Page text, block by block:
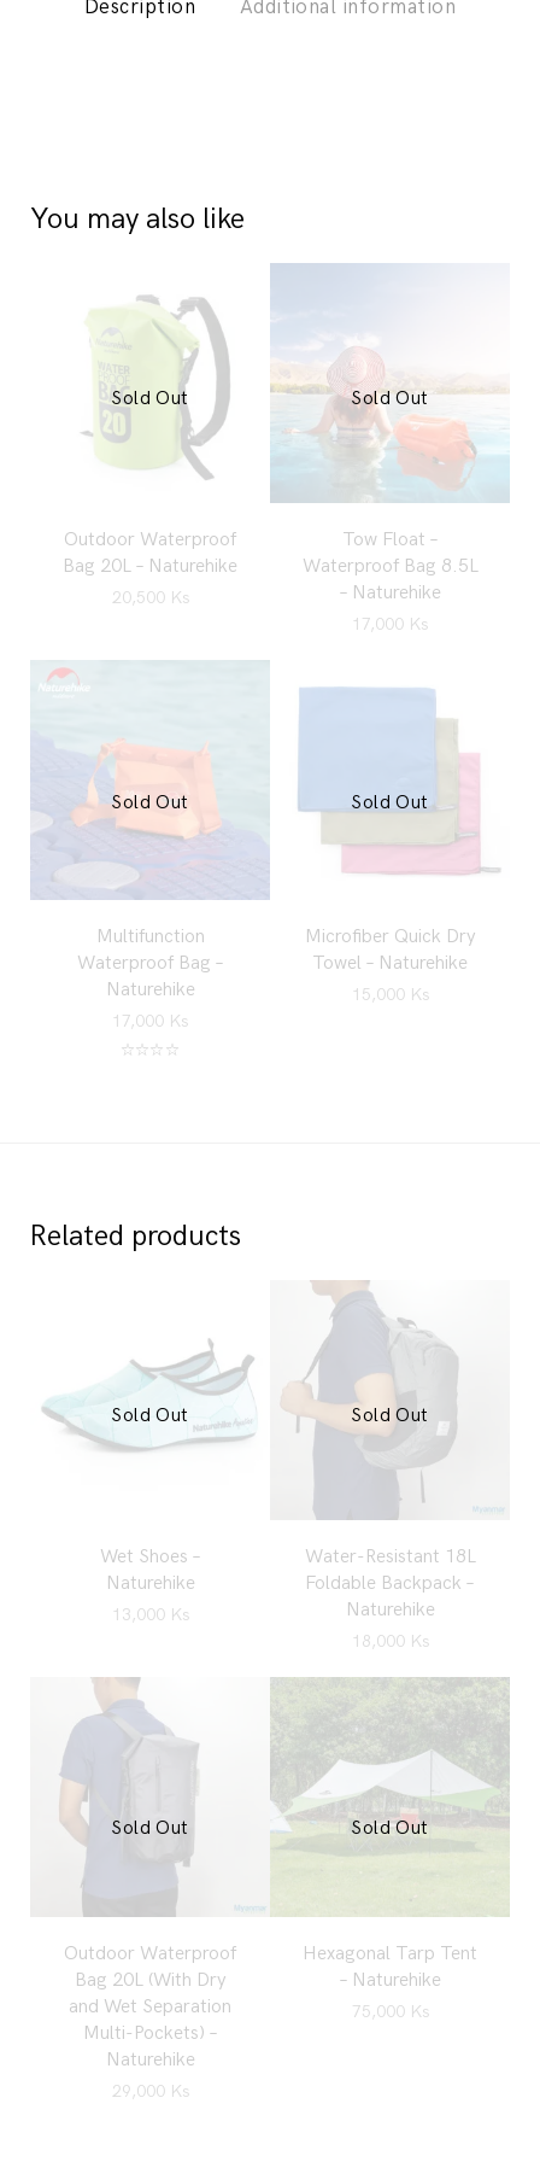
Description Additional information
You may also like
Outdoor Waterproof
Bag 20L – Naturehike
20,500 Ks
Sold Out
Tow Float –
Waterproof Bag 8.5L
– Naturehike
17,000 Ks
Sold Out
Multifunction
Waterproof Bag –
Naturehike
17,000 Ks
Sold Out
Microfiber Quick Dry
Towel – Naturehike
15,000 Ks
Sold Out
Related products
Wet Shoes –
Naturehike
13,000 Ks
Sold Out
Water-Resistant 18L
Foldable Backpack –
Naturehike
18,000 Ks
Sold Out
Outdoor Waterproof
Bag 20L (With Dry
and Wet Separation
Multi-Pockets) –
Naturehike
29,000 Ks
Sold Out
Hexagonal Tarp Tent
– Naturehike
75,000 Ks
Sold Out